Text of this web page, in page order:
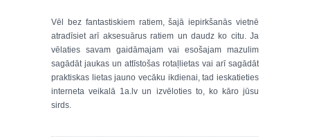
Vēl bez fantastiskiem ratiem, šajā iepirkšanās vietnē
atradīsiet arī aksesuārus ratiem un daudz ko citu. Ja
vēlaties savam gaidāmajam vai esošajam mazulim
sagādāt jaukas un attīstošas rotaļlietas vai arī sagādāt
praktiskas lietas jauno vecāku ikdienai, tad ieskatieties
interneta veikalā 1a.lv un izvēloties to, ko kāro jūsu
sirds.